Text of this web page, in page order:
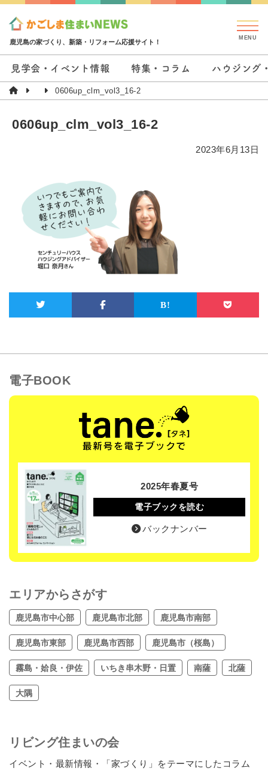
鹿児島の家づくり、新築・リフォーム応援サイト！
見学会・イベント情報 特集・コラム ハウジング
0606up_clm_vol3_16-2
0606up_clm_vol3_16-2
2023年6月13日
電子BOOK
2025年春夏号
電子ブックを読む
バックナンバー
エリアからさがす
鹿児島市中心部 鹿児島市北部 鹿児島市南部
鹿児島市東部 鹿児島市西部 鹿児島市（桜島）
霧島・姶良・伊佐 いちき串木野・日置 南薩 北薩
大隅
リビング住まいの会
イベント・最新情報・「家づくり」をテーマにしたコラム